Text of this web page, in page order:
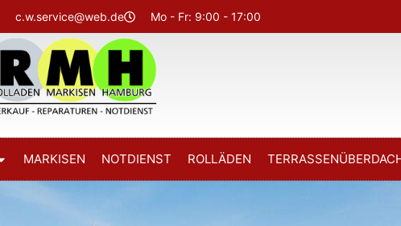
c.w.service@web.de Mo - Fr: 9:00 - 17:00
MARKISEN NOTDIENST ROLLÄDEN